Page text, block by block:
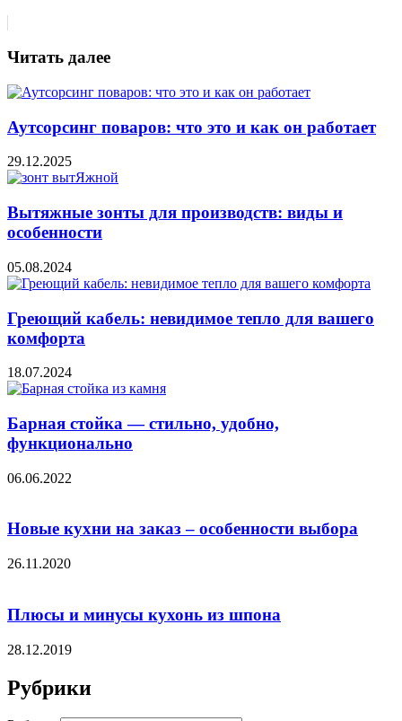
Читать далее
Аутсорсинг поваров: что это и как он работает
29.12.2025
Вытяжные зонты для производств: виды и
особенности
05.08.2024
Греющий кабель: невидимое тепло для вашего
комфорта
18.07.2024
Барная стойка — стильно, удобно,
функционально
06.06.2022
Новые кухни на заказ – особенности выбора
26.11.2020
Плюсы и минусы кухонь из шпона
28.12.2019
Рубрики